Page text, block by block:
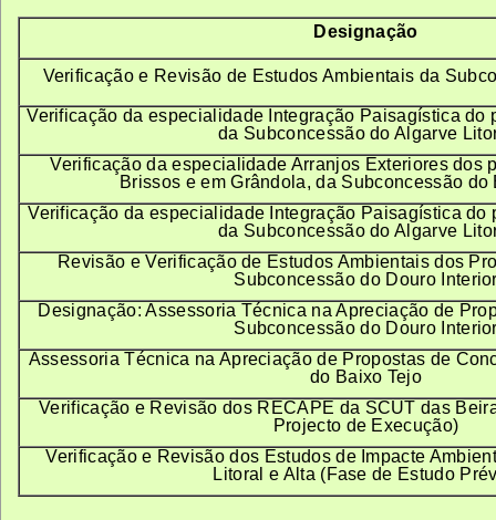
Designação
Verificação e Revisão de Estudos Ambientais da
Verificação da especialidade Integração Paisagística do
da Subconcessão do Algarve
Verificação da especialidade Arranjos Exteriores dos
Brissos e em Grândola, da Subconcessão do
Verificação da especialidade Integração Paisagística do
da Subconcessão do Algarve
Revisão e Verificação de Estudos Ambientais dos
Subconcessão do Douro
Designação: Assessoria Técnica na Apreciação de
Subconcessão do Douro
Assessoria Técnica na Apreciação de Propostas de
do Baixo Tejo
Verificação e Revisão dos RECAPE da SCUT das
Projecto de Execução)
Verificação e Revisão dos Estudos de Impacte
Litoral e Alta (Fase de Estudo